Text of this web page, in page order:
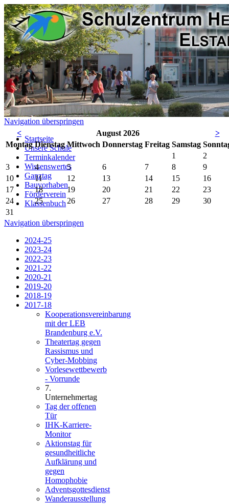
Navigation überspringen
Startseite
Unsere Schule
Terminkalender
Wissenswertes
Ganztag
Bauvorhaben
Förderverein
Klassenbuch
< August 2026
>
Montag Dienstag Mittwoch Donnerstag Freitag Samstag So
1
2
3
4 5 6 7 8
9
10
11 12 13 14 15
16
17
18 19 20 21 22
23
24
25 26 27 28 29
30
31
Navigation überspringen
2024-25
2023-24
2022-23
2021-22
2020-21
2019-20
2018-19
2017-18
Kooperationsvereinbarung
mit der LEB
Brandenburg e.V.
Theatertag gegen
Rassismus und
Cyber-Mobbing
Vorlesewettbewerb
- Vorrunde
7.
Unternehmertag
Tag der offenen
Tür
IHK-Karriere-
Monitor
Aktionstag für
gesundheitliche
Aufklärung und
gegen
Homophobie
Adventsgottesdienst
Wanderausstellung